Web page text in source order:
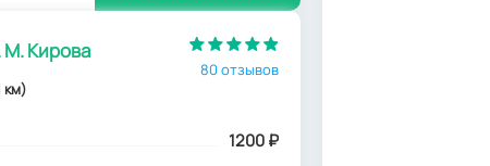
Кирова
км)
80 отзывов
1200₽